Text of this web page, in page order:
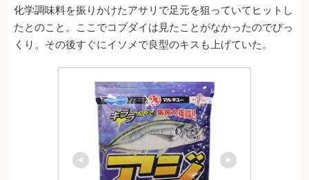
化学調味料を振りかけたアサリで足元を狙っていてヒットし
たとのこと。ここでコブダイは見たことがなかったのでびっ
くり。その後すぐにイソメで良型のキスも上げていた。